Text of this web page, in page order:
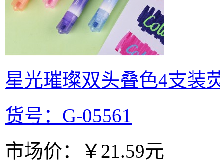
星光璀璨双头叠色4支装
货号：G-05561
市场价：
￥21.59元